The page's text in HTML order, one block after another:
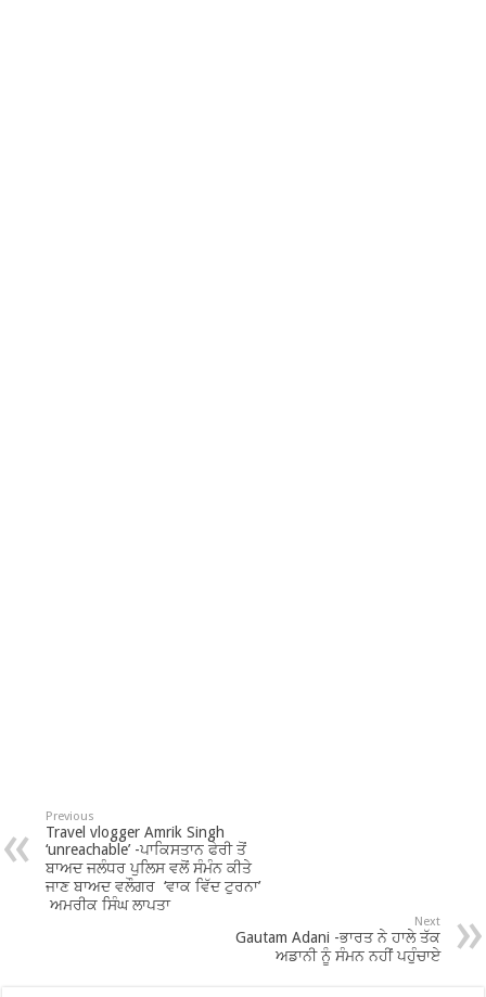
Previous
Travel vlogger Amrik Singh
‘unreachable’ -ਪਾਕਿਸਤਾਨ ਫੇਰੀ ਤੋਂ
ਬਾਅਦ ਜਲੰਧਰ ਪੁਲਿਸ ਵਲੋਂ ਸੰਮੰਨ ਕੀਤੇ
ਜਾਣ ਬਾਅਦ ਵਲੌਗਰ ‘ਵਾਕ ਵਿੱਦ ਟੁਰਨਾ’
ਅਮਰੀਕ ਸਿੰਘ ਲਾਪਤਾ
Next
Gautam Adani -ਭਾਰਤ ਨੇ ਹਾਲੇ ਤੱਕ
ਅਡਾਨੀ ਨੂੰ ਸੰਮਨ ਨਹੀਂ ਪਹੁੰਚਾਏ